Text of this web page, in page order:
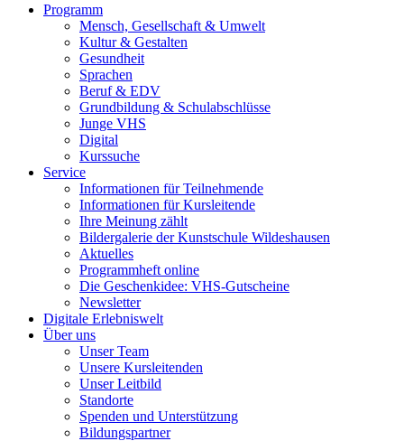
Programm
Mensch, Gesellschaft & Umwelt
Kultur & Gestalten
Gesundheit
Sprachen
Beruf & EDV
Grundbildung & Schulabschlüsse
Junge VHS
Digital
Kurssuche
Service
Informationen für Teilnehmende
Informationen für Kursleitende
Ihre Meinung zählt
Bildergalerie der Kunstschule Wildeshausen
Aktuelles
Programmheft online
Die Geschenkidee: VHS-Gutscheine
Newsletter
Digitale Erlebniswelt
Über uns
Unser Team
Unsere Kursleitenden
Unser Leitbild
Standorte
Spenden und Unterstützung
Bildungspartner